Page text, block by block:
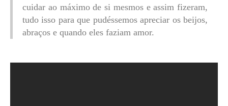
cuidar ao máximo de si mesmos e assim fizeram,
tudo isso para que pudéssemos apreciar os beijos,
abraços e quando eles faziam amor.